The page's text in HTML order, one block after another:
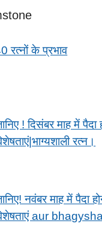
रत्नों के प्रभाव
! दिसंबर माह में पैदा
रत्न।
नवंबर माह में पैदा
aur